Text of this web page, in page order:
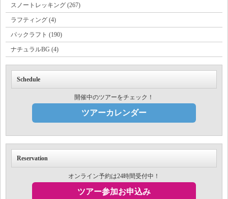
スノートレッキング (267)
ラフティング (4)
パックラフト (190)
ナチュラルBG (4)
Schedule
開催中のツアーをチェック！
ツアーカレンダー
Reservation
オンライン予約は24時間受付中！
ツアー参加お申込み